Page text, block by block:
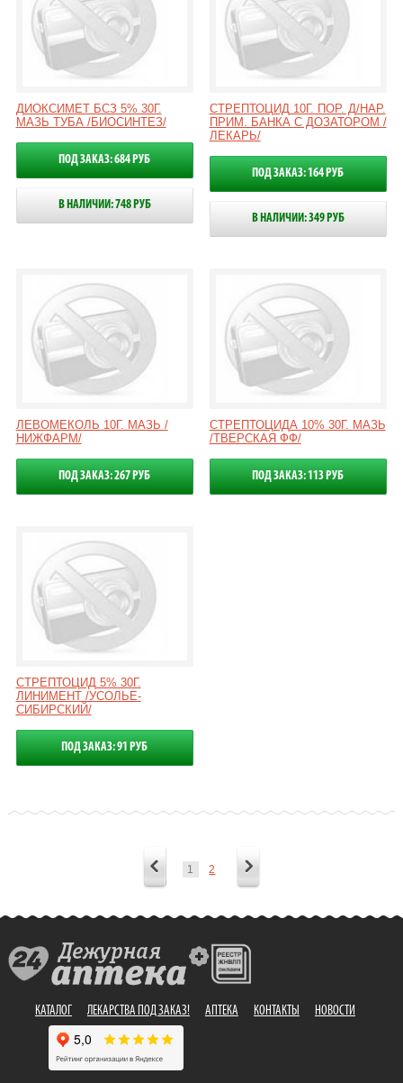
ДИОКСИМЕТ БСЗ 5% 30Г.
МАЗЬ ТУБА /БИОСИНТЕЗ/
ПОД ЗАКАЗ: 684 РУБ
В НАЛИЧИИ: 748 РУБ
СТРЕПТОЦИД 10Г. ПОР. Д/НАР.
ПРИМ. БАНКА С ДОЗАТОРОМ /
ЛЕКАРЬ/
ПОД ЗАКАЗ: 164 РУБ
В НАЛИЧИИ: 349 РУБ
ЛЕВОМЕКОЛЬ 10Г. МАЗЬ /
НИЖФАРМ/
ПОД ЗАКАЗ: 267 РУБ
СТРЕПТОЦИДА 10% 30Г. МАЗЬ
/ТВЕРСКАЯ ФФ/
ПОД ЗАКАЗ: 113 РУБ
СТРЕПТОЦИД 5% 30Г.
ЛИНИМЕНТ /УСОЛЬЕ-
СИБИРСКИЙ/
ПОД ЗАКАЗ: 91 РУБ
1 2
КАТАЛОГ ЛЕКАРСТВА ПОД ЗАКАЗ! АПТЕКА КОНТАКТЫ НОВОСТИ